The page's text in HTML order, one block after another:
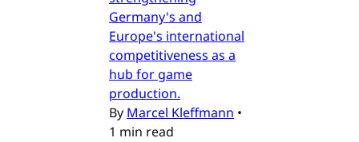
Germany's and
Europe's international
competitiveness as a
hub for game
production.
By Marcel Kleffmann •
1 min read